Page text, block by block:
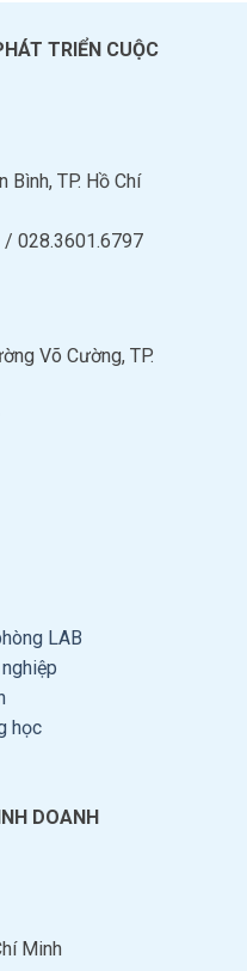
TRIỂN CUỘC
Bình, TP. Hồ Chí
028.3601.6797
Võ Cường, TP.
LAB
học
DOANH
Minh